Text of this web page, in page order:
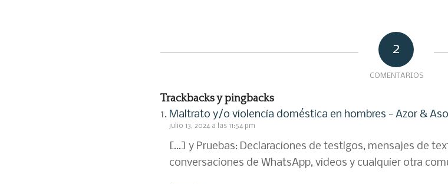
2
COMENTARIOS
Trackbacks y pingbacks
Maltrato y/o violencia doméstica en hombres - Azor &
julio 13, 2024 a las 11:54 pm
[…] y Pruebas: Declaraciones de testigos, mensajes de
conversaciones de WhatsApp, videos y cualquier otra